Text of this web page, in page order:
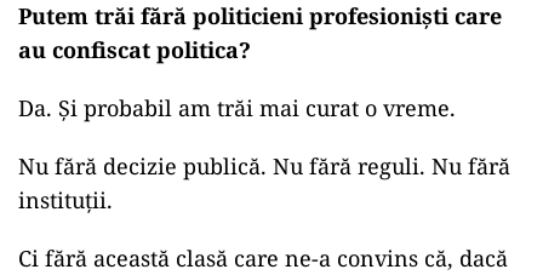
Putem trăi fără politicieni profesioniști care
au confiscat politica?
Da. Și probabil am trăi mai curat o vreme.
Nu fără decizie publică. Nu fără reguli. Nu fără
instituții.
Ci fără această clasă care ne-a convins că, dacă